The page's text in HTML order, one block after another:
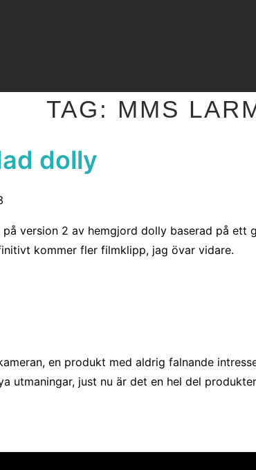
TAG: MMS
dolly
version 2 av hemgjord dolly baserad på ett
kommer fler filmklipp, jag övar vidare.
en produkt med aldrig falnande
utmaningar, just nu är det en hel del